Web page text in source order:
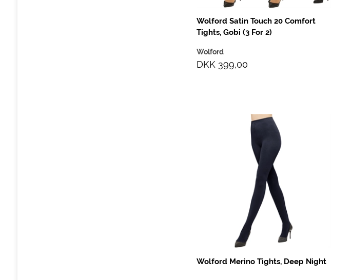
Wolford Satin Touch 20 Comfort
Tights, Gobi (3 For 2)
Wolford
DKK 399,00
Wolford Merino Tights, Deep Night